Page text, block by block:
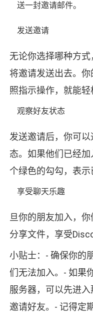
送一封邀请邮件。
发送邀请
无论你选择哪种方
将邀请发送出去。
照指示操作，就能轻
观察好友状态
发送邀请后，你可
态。如果他们已经
个绿色的勾勾，表示
享受聊天乐趣
旦你的朋友加入，你
分享文件，享受
小贴士：- 确保你的
们无法加入。- 如果
服务器，可以先进
邀请好友。- 记得定